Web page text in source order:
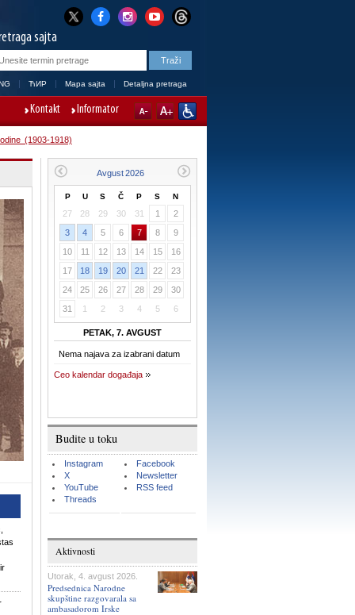
sajta
ЋИР Mapa sajta Detaljna pretraga
Kontakt Informator
(1903-1918)
P U S Č P S N
27 28 29 30 31 1
2
3
4 5 6 7 8
9
10
11 12 13 14 15
16
17
18 19 20 21 22
23
24
25 26 27 28 29
30
31
1 2 3 4 5 6
PETAK, 7. AVGUST
Nema najava za izabrani datum
Ceo kalendar događaja
Budite u toku
Instagram
X
YouTube
Threads
Facebook
Newsletter
RSS feed
Aktivnosti
Utorak, 4. avgust 2026.
Predsednica Narodne
skupštine razgovarala sa
ambasadorom Irske